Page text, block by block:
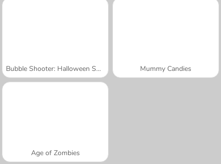
Bubble Shooter: Halloween Special Mummy Candies
Age of Zombies